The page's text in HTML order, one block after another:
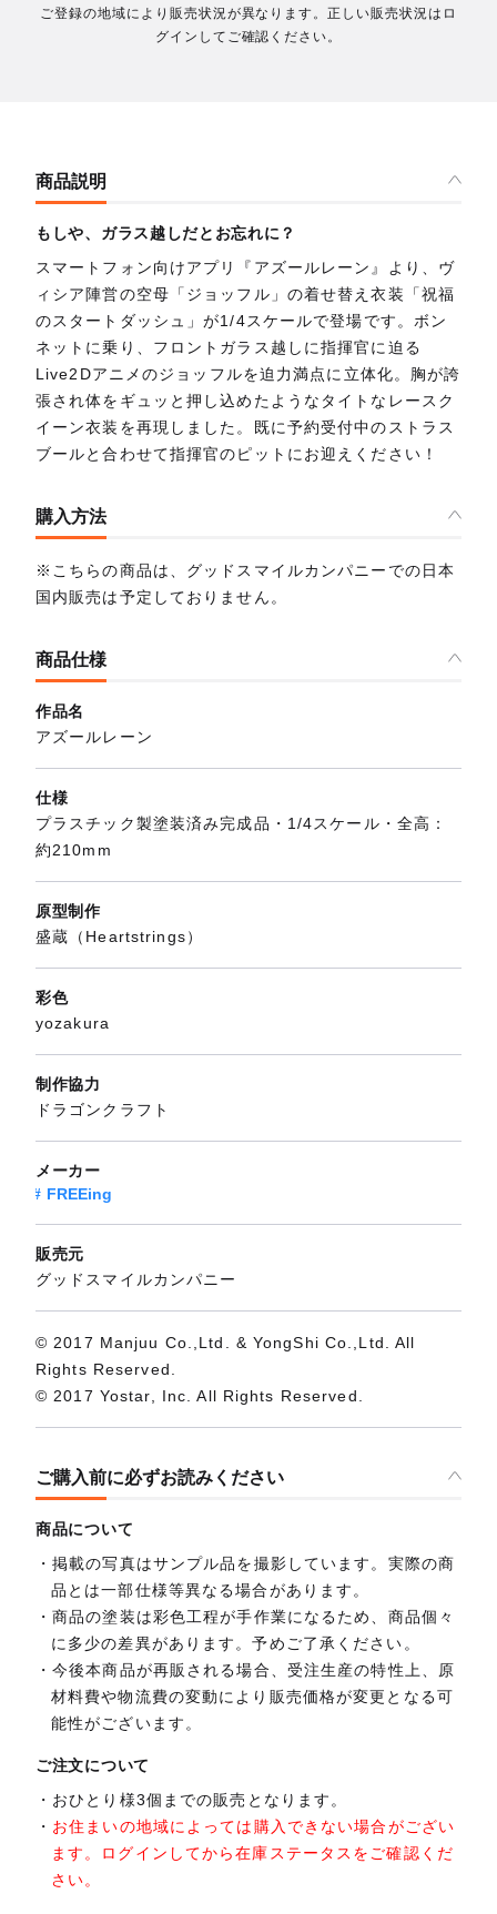
ご登録の地域により販売状況が異なります。正しい販売状況はロ
グインしてご確認ください。
商品説明
もしや、ガラス越しだとお忘れに？
スマートフォン向けアプリ『アズールレーン』より、ヴ
ィシア陣営の空母「ジョッフル」の着せ替え衣装「祝福
のスタートダッシュ」が1/4スケールで登場です。ボン
ネットに乗り、フロントガラス越しに指揮官に迫る
Live2Dアニメのジョッフルを迫力満点に立体化。胸が誇
張され体をギュッと押し込めたようなタイトなレースク
イーン衣装を再現しました。既に予約受付中のストラス
ブールと合わせて指揮官のピットにお迎えください！
購入方法
※こちらの商品は、グッドスマイルカンパニーでの日本
国内販売は予定しておりません。
商品仕様
作品名
アズールレーン
仕様
プラスチック製塗装済み完成品・1/4スケール・全高：
約210mm
原型制作
盛蔵（Heartstrings）
彩色
yozakura
制作協力
ドラゴンクラフト
メーカー
FREEing
販売元
グッドスマイルカンパニー
© 2017 Manjuu Co.,Ltd. & YongShi Co.,Ltd. All
Rights Reserved.
© 2017 Yostar, Inc. All Rights Reserved.
ご購入前に必ずお読みください
商品について
掲載の写真はサンプル品を撮影しています。実際の商
品とは一部仕様等異なる場合があります。
商品の塗装は彩色工程が手作業になるため、商品個々
に多少の差異があります。予めご了承ください。
今後本商品が再販される場合、受注生産の特性上、原
材料費や物流費の変動により販売価格が変更となる可
能性がございます。
ご注文について
おひとり様3個までの販売となります。
お住まいの地域によっては購入できない場合がござい
ます。ログインしてから在庫ステータスをご確認くだ
さい。